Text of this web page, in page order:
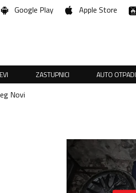
Google Play Apple Store
ZASTUPNICI AUTO OTPADI
Novi